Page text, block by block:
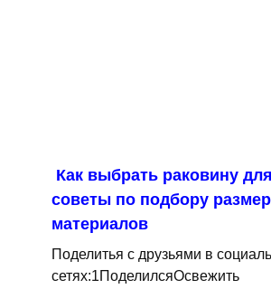
Как выбрать раковину
советы по подбору
материалов
Поделитья с друзьями в
сетях:1ПоделилсяОсвежить